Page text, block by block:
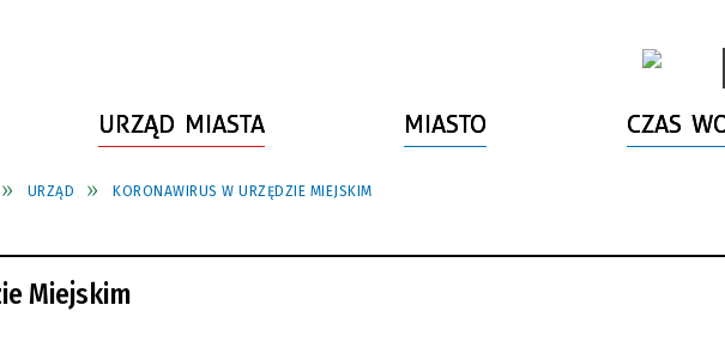
URZĄD MIASTA MIASTO CZAS
URZĄD KORONAWIRUS W URZĘDZIE MIEJSKIM
Miejskim